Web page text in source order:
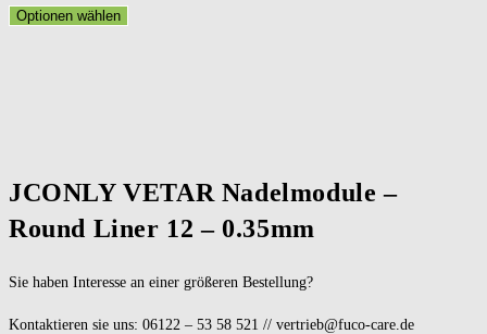
Optionen wählen
JCONLY VETAR Nadelmodule –
Round Liner 12 – 0.35mm
Sie haben Interesse an einer größeren Bestellung?
Kontaktieren sie uns: 06122 – 53 58 521 // vertrieb@fuco-care.de